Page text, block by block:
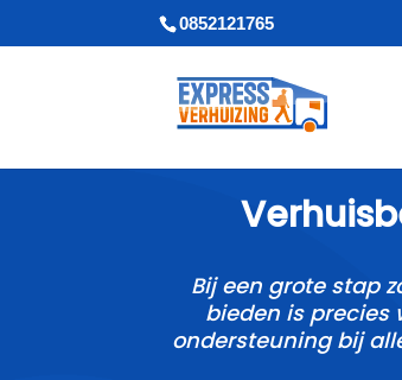
0852121765
Bij een grote stap
bieden is precies
ondersteuning bij